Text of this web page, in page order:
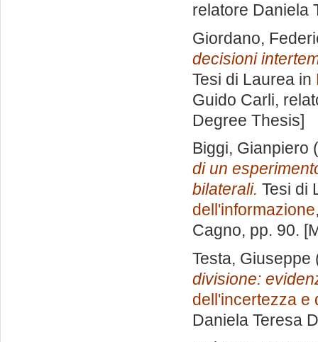
relatore Daniela
Giordano,
decisioni
Tesi di Laurea in
Guido Carli,
Degree Thesis]
Biggi, Gianpiero
di un
bilaterali. Tesi di
dell'informazione
Cagno, pp. 90.
Testa, Giuseppe
divisione:
dell'incertezza e
Daniela Teresa